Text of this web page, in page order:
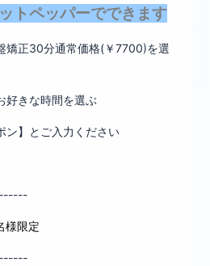
ペッパーでできます
正30分通常価格(￥7700)を選
きな時間を選ぶ
】とご入力ください
限定